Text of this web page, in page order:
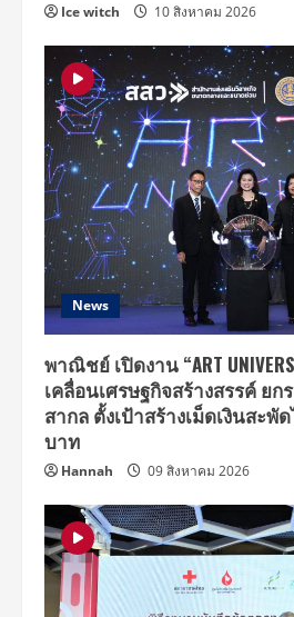
Ice witch 10 สิงหาคม 2026
News
พาณิชย์ เปิดงาน “ART
เคลื่อนเศรษฐกิจสร้างสรรค์ ย
สากล ตั้งเป้าสร้างเม็ดเงินสะพั
บาท
Hannah 09 สิงหาคม 2026